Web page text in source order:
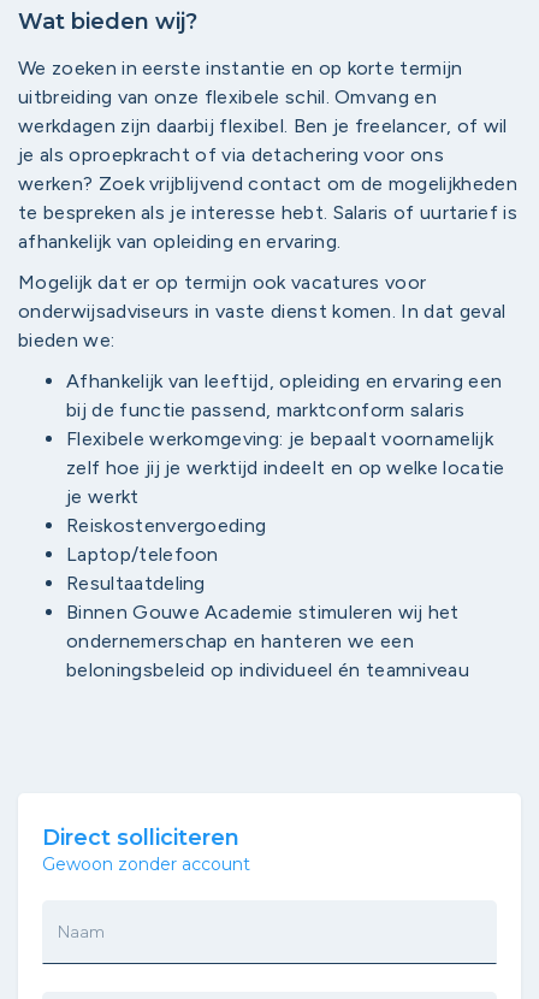
Wat bieden wij?
We zoeken in eerste instantie en op korte termijn
uitbreiding van onze flexibele schil. Omvang en
werkdagen zijn daarbij flexibel. Ben je freelancer, of wil
je als oproepkracht of via detachering voor ons
werken? Zoek vrijblijvend contact om de mogelijkheden
te bespreken als je interesse hebt. Salaris of uurtarief is
afhankelijk van opleiding en ervaring.
Mogelijk dat er op termijn ook vacatures voor
onderwijsadviseurs in vaste dienst komen. In dat geval
bieden we:
Afhankelijk van leeftijd, opleiding en ervaring een
bij de functie passend, marktconform salaris
Flexibele werkomgeving: je bepaalt voornamelijk
zelf hoe jij je werktijd indeelt en op welke locatie
je werkt
Reiskostenvergoeding
Laptop/telefoon
Resultaatdeling
Binnen Gouwe Academie stimuleren wij het
ondernemerschap en hanteren we een
beloningsbeleid op individueel én teamniveau
Direct solliciteren
Gewoon zonder account
Naam